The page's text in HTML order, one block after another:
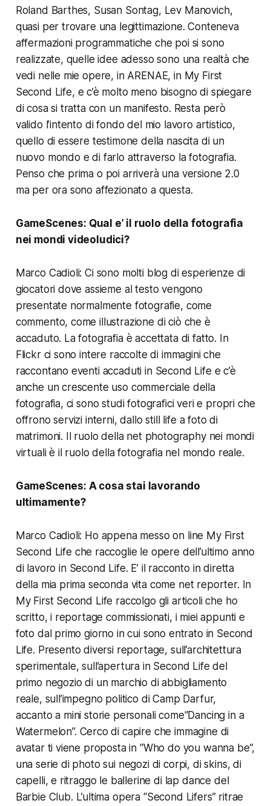
Roland Barthes, Susan Sontag, Lev Manovich,
quasi per trovare una legittimazione. Conteneva
affermazioni programmatiche che poi si sono
realizzate, quelle idee adesso sono una realtà che
vedi nelle mie opere, in ARENAE, in My First
Second Life, e c’è molto meno bisogno di spiegare
di cosa si tratta con un manifesto. Resta però
valido l’intento di fondo del mio lavoro artistico,
quello di essere testimone della nascita di un
nuovo mondo e di farlo attraverso la fotografia.
Penso che prima o poi arriverà una versione 2.0
ma per ora sono affezionato a questa.
GameScenes: Qual e’ il ruolo della fotografia
nei mondi videoludici?
Marco Cadioli: Ci sono molti blog di esperienze di
giocatori dove assieme al testo vengono
presentate normalmente fotografie, come
commento, come illustrazione di ciò che è
accaduto. La fotografia è accettata di fatto. In
Flickrci sono intere raccolte di immagini che
raccontano eventi accaduti in Second Life e c’è
anche un crescente uso commerciale della
fotografia, ci sono studi fotografici veri e propri che
offrono servizi interni, dallo still life a foto di
matrimoni. Il ruolo della net photography nei mondi
virtuali è il ruolo della fotografia nel mondo reale.
GameScenes: A cosa stai lavorando
ultimamente?
Marco Cadioli: Ho appena messo on line My First
Second Life che raccoglie le opere dell’ultimo anno
di lavoro in Second Life. E’ il racconto in diretta
della mia prima seconda vita come net reporter. In
My First Second Life raccolgo gli articoli che ho
scritto, i reportage commissionati, i miei appunti e
foto dal primo giorno in cui sono entrato in Second
Life. Presento diversi reportage, sull’architettura
sperimentale, sull’apertura in Second Life del
primo negozio di un marchio di abbigliamento
reale, sull’impegno politico di Camp Darfur,
accanto a mini storie personali come“Dancing in a
Watermelon”. Cerco di capire che immagine di
avatar ti viene proposta in “Who do you wanna be”,
una serie di photo sui negozi di corpi, di skins, di
capelli, e ritraggo le ballerine di lap dance del
Barbie Club. L’ultima opera “Second Lifers” ritrae